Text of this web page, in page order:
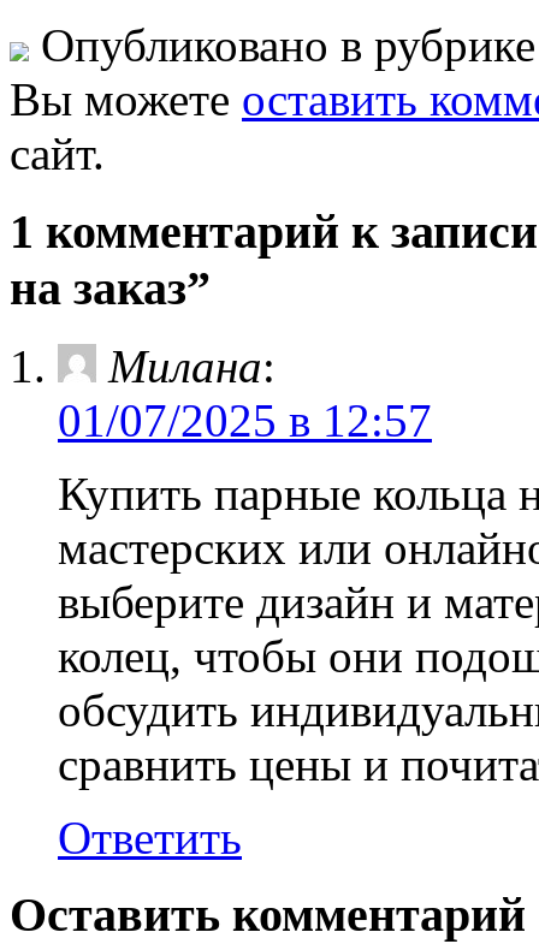
Опубликовано в
Вы можете оставить
сайт.
1 комментарий к
на заказ”
Милана:
01/07/2025 в 12:57
Купить парные кольца
мастерских или
выберите дизайн и
колец, чтобы они
обсудить
сравнить цены и
Ответить
Оставить комментарий